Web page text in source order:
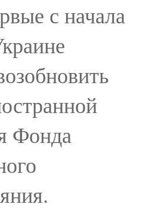
с начала
Фонда